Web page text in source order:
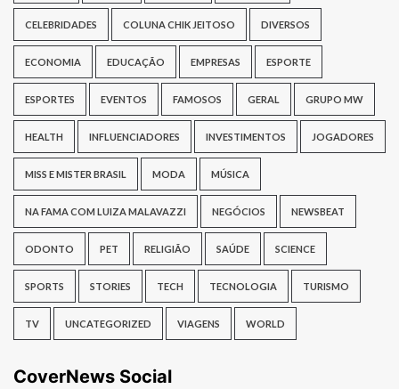
CELEBRIDADES COLUNA CHIK JEITOSO DIVERSOS
ECONOMIA EDUCAÇÃO EMPRESAS ESPORTE
ESPORTES EVENTOS FAMOSOS GERAL GRUPO MW
HEALTH INFLUENCIADORES INVESTIMENTOS JOGADORES
MISS E MISTER BRASIL MODA MÚSICA
NA FAMA COM LUIZA MALAVAZZI NEGÓCIOS NEWSBEAT
ODONTO PET RELIGIÃO SAÚDE SCIENCE
SPORTS STORIES TECH TECNOLOGIA TURISMO
TV UNCATEGORIZED VIAGENS WORLD
CoverNews Social